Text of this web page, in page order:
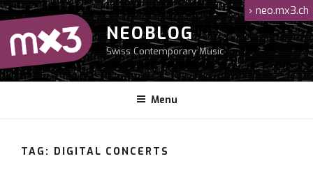
Salta
al
contenuto
NEOBLOG
Swiss Contemporary Music
Menu
› neo.mx3.ch
TAG: DIGITAL CONCERTS